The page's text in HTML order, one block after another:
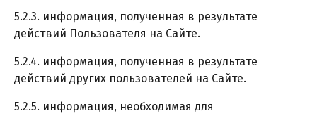
5.2.3. информация, полученная в результате
действий Пользователя на Сайте.
5.2.4. информация, полученная в результате
действий других пользователей на Сайте.
5.2.5. информация, необходимая для